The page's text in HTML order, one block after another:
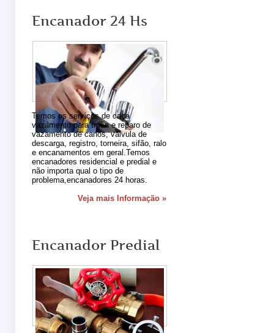
Encanador 24 Hs
Temos os serviços de caça
vazamento para troca e reparo de
vazamento de canos, válvula de
descarga, registro, torneira, sifão, ralo
e encanamentos em geral.Temos
encanadores residencial e predial e
não importa qual o tipo de
problema,encanadores 24 horas.
Veja mais Informação »
Encanador Predial